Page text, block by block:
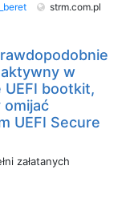
strm.com.pl
w
bootkit,
omijać
UEFI Secure
załatanych